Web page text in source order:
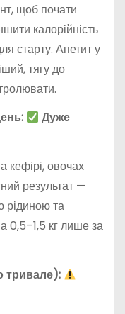
щоб почати
калорійність
старту. Апетит у
тягу до
Дуже
кефірі, овочах
результат —
рідиною та
0,5–1,5 кг лише за
тривале):